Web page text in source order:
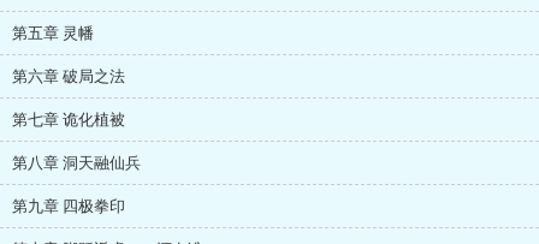
第五章 灵幡
第六章 破局之法
第七章 诡化植被
第八章 洞天融仙兵
第九章 四极拳印